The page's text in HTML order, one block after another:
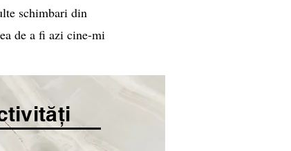
schimbari din
de a fi azi cine-mi